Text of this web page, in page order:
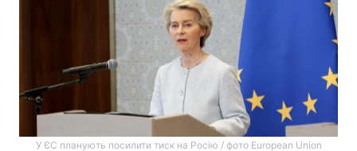
У ЄС планують посилити тиск на Росію / фото European Union